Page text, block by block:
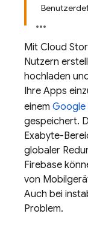
Mit Cloud
Nutzern
hochladen
Ihre Apps
einem Google
gespeichert.
Exabyte-
globaler
Firebase
von
Auch bei
Problem.